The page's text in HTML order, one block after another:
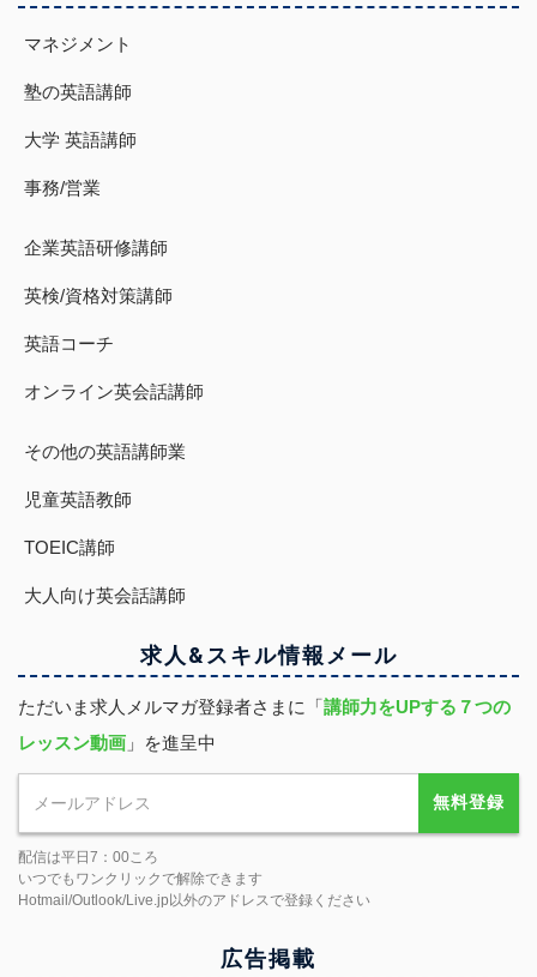
マネジメント
塾の英語講師
大学 英語講師
事務/営業
企業英語研修講師
英検/資格対策講師
英語コーチ
オンライン英会話講師
その他の英語講師業
児童英語教師
TOEIC講師
大人向け英会話講師
求人&スキル情報 メール
ただいま求人メルマガ登録者さまに「講師力をUPする７つの
レッスン動画 」を進呈中
無料登録
配信は平日7：00ころ
いつでもワンクリックで解除できます
Hotmail/Outlook/Live.jp以外のアドレスで登録ください
広告掲載